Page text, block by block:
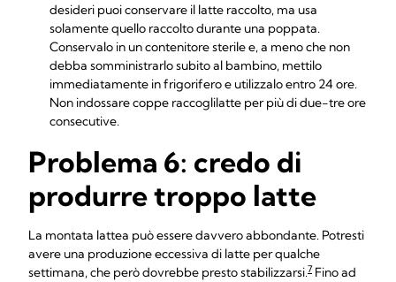
desideri puoi conservare il latte raccolto, ma usa
solamente quello raccolto durante una poppata.
Conservalo in un contenitore sterile e, a meno che non
debba somministrarlo subito al bambino, mettilo
immediatamente in frigorifero e utilizzalo entro 24 ore.
Non indossare coppe raccoglilatte per più di due-tre ore
consecutive.
Problema 6: credo di
produrre troppo latte
La montata lattea può essere davvero abbondante. Potresti
avere una produzione eccessiva di latte per qualche
settimana, che però dovrebbe presto stabilizzarsi.7 Fino ad